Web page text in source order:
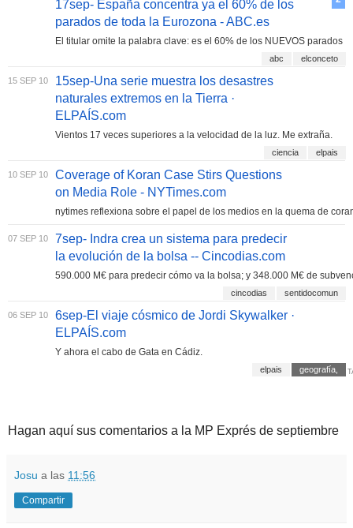
17sep- España concentra ya el 60% de los
parados de toda la Eurozona - ABC.es
El titular omite la palabra clave: es el 60% de los NUEVOS parados
abc elconceto
15 SEP 10
15sep-Una serie muestra los desastres
naturales extremos en la Tierra ·
ELPAÍS.com
Vientos 17 veces superiores a la velocidad de la luz. Me extraña.
ciencia elpais
10 SEP 10
Coverage of Koran Case Stirs Questions
on Media Role - NYTimes.com
nytimes reflexiona sobre el papel de los medios en la quema de
07 SEP 10
7sep- Indra crea un sistema para predecir
la evolución de la bolsa -- Cincodias.com
590.000 M€ para predecir cómo va la bolsa; y 348.000 M€ de
cincodias sentidocomun
06 SEP 10
6sep-El viaje cósmico de Jordi Skywalker ·
ELPAÍS.com
Y ahora el cabo de Gata en Cádiz.
elpais geografía,
Hagan aquí sus comentarios a la MP Exprés de septiembre
Josu a las 11:56
Compartir